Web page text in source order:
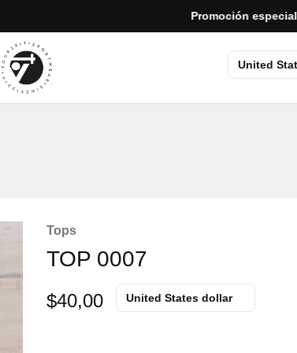
Promoción especial |
yoursfit
Estilo
rendimiento
United
Tops
TOP 0007
$40,00 United States dollar